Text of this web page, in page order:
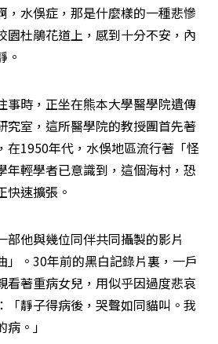
，水俁症，那是什麼樣的一種悲慘
園杜鵑花道上，感到十分不安，內
。
事時，正坐在熊本大學醫學院遺傳
究室，這所醫學院的教授團首先著
在1950年代，水俁地區流行著「怪
年輕學者已意識到，這個海村，恐
快速擴張。
部他與幾位同伴共同攝製的影片
」。30年前的黑白記錄片裏，一戶
看著重病女兒，用似乎因過度悲哀
「靜子得病後，哭聲如同貓叫。我
。」